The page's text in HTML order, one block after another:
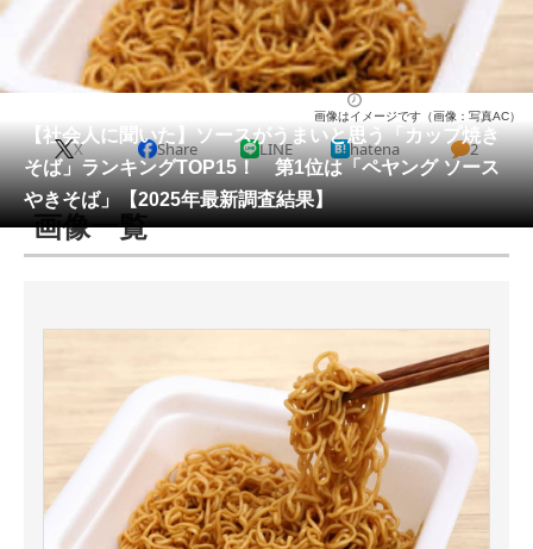
住まい 教育・育児
リサーチ
会員記事
メディア
注目記事を集めた総合ページ
スマホと通信の最新トレンド
進化するPCとデバイスの未来
好きが集まる 比べて選べる
ビジネスと働き方のヒント
AI活用のいまが分かる
【社会人に聞いた】ソースがうまいと思う「カップ焼き
そば」ランキングTOP15！ 第1位は「ペヤング ソース
やきそば」【2025年最新調査結果】
画像はイメージです（画像：写真AC）
X Share LINE hatena 2
画像一覧